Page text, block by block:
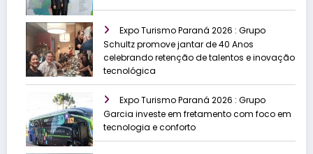
Expo Turismo Paraná 2026 : Grupo
Schultz promove jantar de 40 Anos
celebrando retenção de talentos e inovação
tecnológica
Expo Turismo Paraná 2026 : Grupo
Garcia investe em fretamento com foco em
tecnologia e conforto